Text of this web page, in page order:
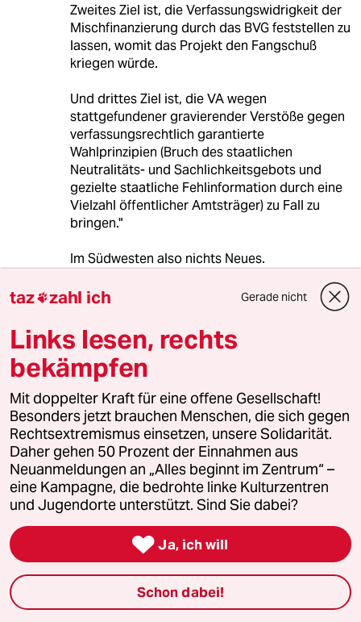
Zweites Ziel ist, die Verfassungswidrigkeit der
Mischfinanzierung durch das BVG feststellen zu
lassen, womit das Projekt den Fangschuß
kriegen würde.
Und drittes Ziel ist, die VA wegen
stattgefundener gravierender Verstöße gegen
verfassungsrechtlich garantierte
Wahlprinzipien (Bruch des staatlichen
Neutralitäts- und Sachlichkeitsgebots und
gezielte staatliche Fehlinformation durch eine
Vielzahl öffentlicher Amtsträger) zu Fall zu
bringen."
Im Südwesten also nichts Neues.
Die Auffassung der einen Seite ist also die
reine Wahrheit, die der anderen Seite die Lüge
schlechthin.
Die Darstellung der Auffassungen beider
Seiten ist also eine Lüge, der Fakt, dass auch
die Grünen für den Ausstieg agierten und
warben und die Ihnen zur Verfügung stehenden
Steuermittel und Möglichkeiten mindestens
ebenso intensiv nutzten, wird einfach
verschwiegen und sich wieder eine eigene
Wahrheit erschaffen.
Der Verkehrsminister schaffte in seinem
Ministerium eigens eine Vielzahl neuer Stellen
und richtete eine Tast-force ein, tourte auf
Kosten des Steuerzahlers ebenso über Land
wie OB Palmer u.a., gab Gutachten in Auftrag
und zahlte diese aus Steuermitteln usw..
taz zahl ich Gerade nicht
Links lesen, rechts
bekämpfen
Mit doppelter Kraft für eine offene Gesellschaft!
Besonders jetzt brauchen Menschen, die sich gegen
Rechtsextremismus einsetzen, unsere Solidarität.
Daher gehen 50 Prozent der Einnahmen aus
Neuanmeldungen an „Alles beginnt im Zentrum“ –
eine Kampagne, die bedrohte linke Kulturzentren
und Jugendorte unterstützt. Sind Sie dabei?
 Ja, ich will
Schon dabei!